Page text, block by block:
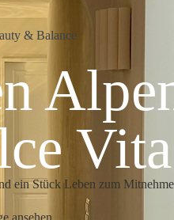
& Balance
Vita
ein Stück Leben zum
ansehen